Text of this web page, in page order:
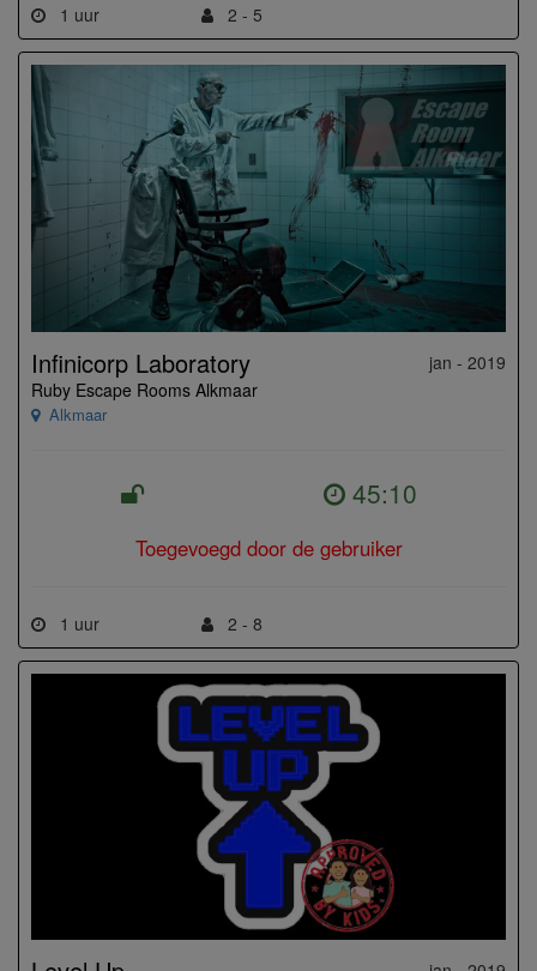
1 uur 2 - 5
Infinicorp Laboratory
jan - 2019
Ruby Escape Rooms Alkmaar
Alkmaar
45:10
Toegevoegd door de gebruiker
1 uur 2 - 8